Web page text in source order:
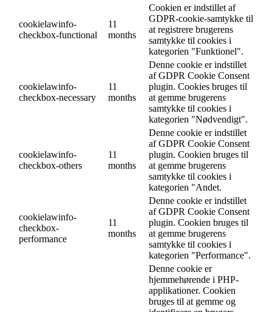
cookielawinfo-
checkbox-functional
11
months
Cookien er indstillet af
GDPR-cookie-samtykke til
at registrere brugerens
samtykke til cookies i
kategorien "Funktionel".
cookielawinfo-
checkbox-necessary
11
months
Denne cookie er indstillet
af GDPR Cookie Consent
plugin. Cookies bruges til
at gemme brugerens
samtykke til cookies i
kategorien "Nødvendigt".
cookielawinfo-
checkbox-others
11
months
Denne cookie er indstillet
af GDPR Cookie Consent
plugin. Cookien bruges til
at gemme brugerens
samtykke til cookies i
kategorien "Andet.
cookielawinfo-
checkbox-
performance
11
months
Denne cookie er indstillet
af GDPR Cookie Consent
plugin. Cookien bruges til
at gemme brugerens
samtykke til cookies i
kategorien "Performance".
Denne cookie er
hjemmehørende i PHP-
applikationer. Cookien
bruges til at gemme og